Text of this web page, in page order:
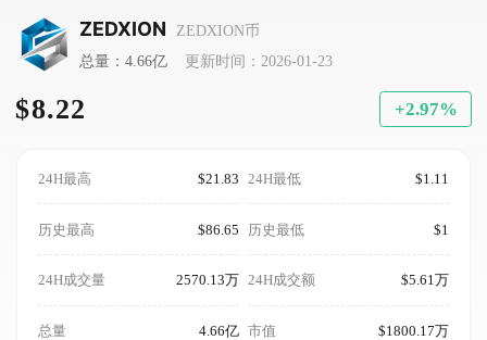
ZEDXION
ZEDXION币
总量：4.66亿
更新时间：2026-01-23
$8.22 +2.97%
24H最高 $21.83 24H最低 $1.11
历史最高 $86.65 历史最低 $1
24H成交量 2570.13万 24H成交额 $5.61万
总量 4.66亿 市值 $1800.17万